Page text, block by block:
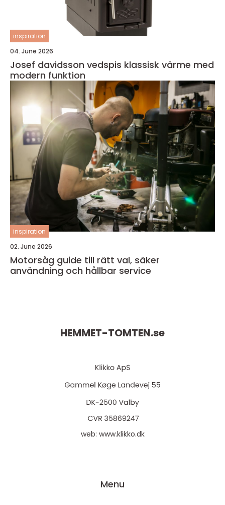
inspiration
04. June 2026
Josef davidsson vedspis klassisk värme med
modern funktion
inspiration
02. June 2026
Motorsåg guide till rätt val, säker
användning och hållbar service
HEMMET-TOMTEN.se
web: www.klikko.dk
Menu